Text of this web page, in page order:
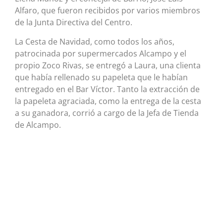
Alfaro, que fueron recibidos por varios miembros
de la Junta Directiva del Centro.
La Cesta de Navidad, como todos los años,
patrocinada por supermercados Alcampo y el
propio Zoco Rivas, se entregó a Laura, una clienta
que había rellenado su papeleta que le habían
entregado en el Bar Víctor. Tanto la extracción de
la papeleta agraciada, como la entrega de la cesta
a su ganadora, corrió a cargo de la Jefa de Tienda
de Alcampo.